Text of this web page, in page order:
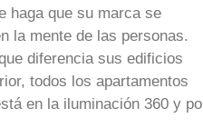
haga que su marca se
la mente de las personas.
diferencia sus edificios
todos los apartamentos
en la iluminación 360 y